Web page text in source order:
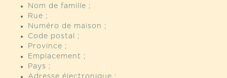
Nom de famille ;
Rue ;
Numéro de maison ;
Code postal ;
Province ;
Emplacement ;
Pays ;
Adresse électronique ;